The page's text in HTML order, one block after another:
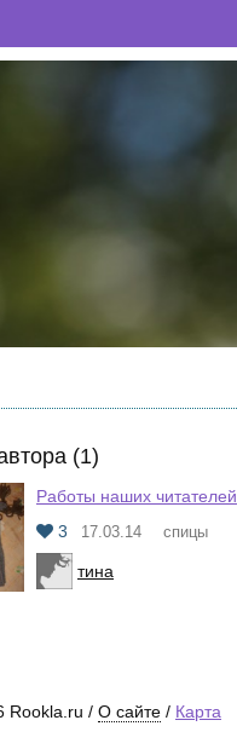
(1)
Работы наших читателей
3
17.03.14 спицы
тина
Rookla.ru / О сайте / Карта